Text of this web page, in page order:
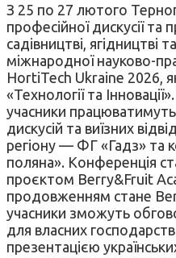
З 25 по 27 лютого
професійної дискусії та
садівництві, ягідництві
міжнародної науково-
HortiTech Ukraine 2026,
«Технології та
учасники працюватимуть
дискусій та виїзних
регіону — ФГ «Гадз» та
поляна». Конференція
проєктом Berry&Fruit
продовженням стане
учасники зможуть
для власних
презентацією